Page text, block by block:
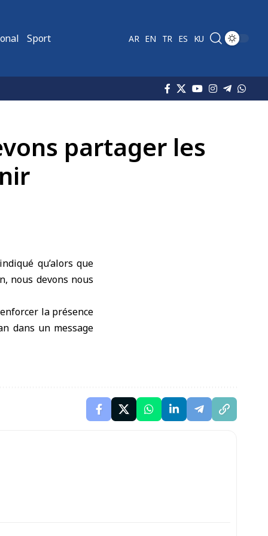
Sport AR EN TR ES KU
partager les
qu’alors que
nous devons nous
la présence
dans un message